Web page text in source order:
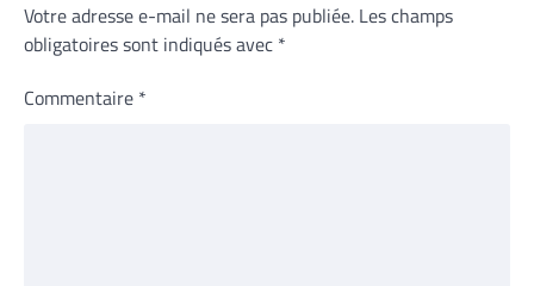
Votre adresse e-mail ne sera pas publiée. Les champs
obligatoires sont indiqués avec *
Commentaire *